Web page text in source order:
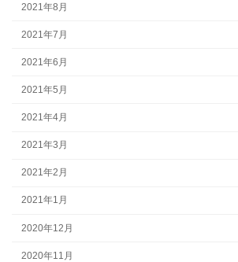
2021年8月
2021年7月
2021年6月
2021年5月
2021年4月
2021年3月
2021年2月
2021年1月
2020年12月
2020年11月